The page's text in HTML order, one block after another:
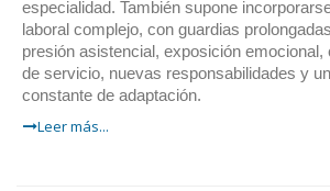
especialidad. También supone
laboral complejo, con guardias
presión asistencial, exposición
de servicio, nuevas responsabilidades y
constante de adaptación.
Leer más...